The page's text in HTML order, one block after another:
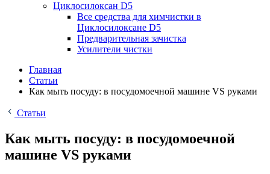
Циклосилоксан D5
Все средства для химчистки в
Циклосилоксане D5
Предварительная зачистка
Усилители чистки
Главная
Статьи
Как мыть посуду: в посудомоечной машине VS руками
Статьи
Как мыть посуду: в посудомоечной
машине VS руками